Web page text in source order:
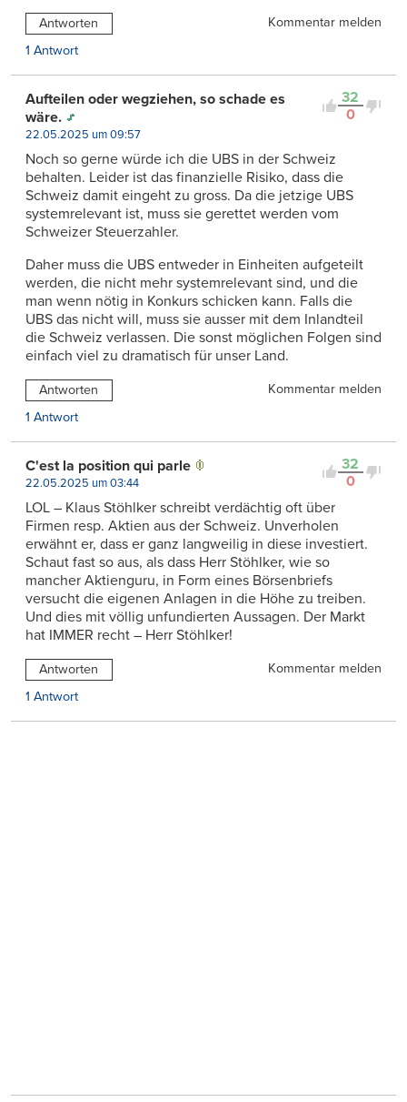
Antworten
Kommentar melden
1 Antwort
32
0
Aufteilen oder wegziehen, so schade es
wäre.
22.05.2025 um 09:57
Noch so gerne würde ich die UBS in der Schweiz
behalten. Leider ist das finanzielle Risiko, dass die
Schweiz damit eingeht zu gross. Da die jetzige UBS
systemrelevant ist, muss sie gerettet werden vom
Schweizer Steuerzahler.
Daher muss die UBS entweder in Einheiten aufgeteilt
werden, die nicht mehr systemrelevant sind, und die
man wenn nötig in Konkurs schicken kann. Falls die
UBS das nicht will, muss sie ausser mit dem Inlandteil
die Schweiz verlassen. Die sonst möglichen Folgen sind
einfach viel zu dramatisch für unser Land.
Antworten
Kommentar melden
1 Antwort
32
0
C'est la position qui parle
22.05.2025 um 03:44
LOL – Klaus Stöhlker schreibt verdächtig oft über
Firmen resp. Aktien aus der Schweiz. Unverholen
erwähnt er, dass er ganz langweilig in diese investiert.
Schaut fast so aus, als dass Herr Stöhlker, wie so
mancher Aktienguru, in Form eines Börsenbriefs
versucht die eigenen Anlagen in die Höhe zu treiben.
Und dies mit völlig unfundierten Aussagen. Der Markt
hat IMMER recht – Herr Stöhlker!
Antworten
Kommentar melden
1 Antwort